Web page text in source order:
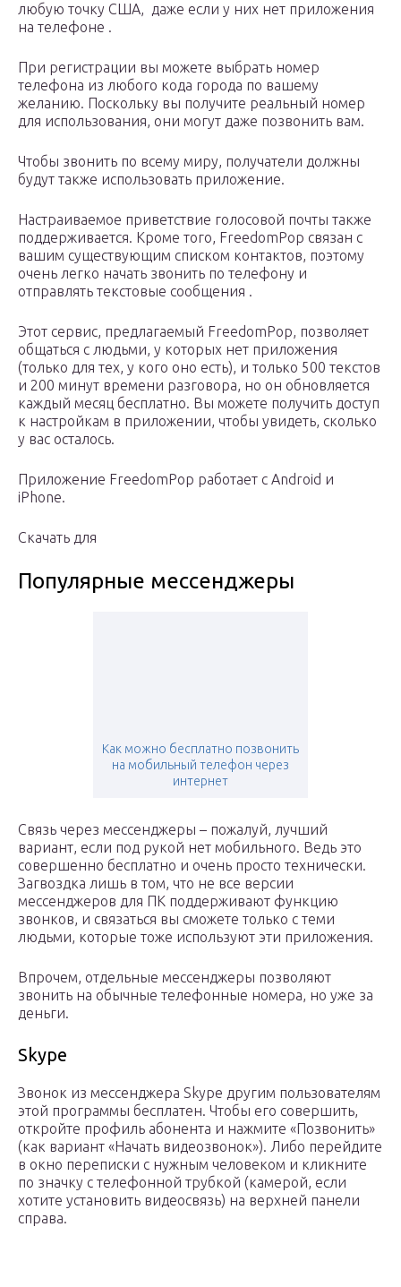
любую точку США,
даже если у них нет приложения
на телефоне .
При регистрации вы можете выбрать номер
телефона из любого кода города по вашему
желанию. Поскольку вы получите реальный номер
для использования, они могут даже позвонить вам.
Чтобы звонить по всему миру, получатели должны
будут также использовать приложение.
Настраиваемое приветствие голосовой почты также
поддерживается. Кроме того, FreedomPop связан с
вашим существующим списком контактов, поэтому
очень легко начать звонить по телефону и
отправлять текстовые сообщения .
Этот сервис, предлагаемый FreedomPop, позволяет
общаться с людьми, у которых нет приложения
(только для тех, у кого оно есть), и только 500 текстов
и 200 минут времени разговора, но он обновляется
каждый месяц бесплатно. Вы можете получить доступ
к настройкам в приложении, чтобы увидеть, сколько
у вас осталось.
Приложение FreedomPop работает с Android и
iPhone.
Скачать для
Популярные мессенджеры
Как можно бесплатно позвонить
на мобильный телефон через
интернет
Связь через мессенджеры – пожалуй, лучший
вариант, если под рукой нет мобильного. Ведь это
совершенно бесплатно и очень просто технически.
Загвоздка лишь в том, что не все версии
мессенджеров для ПК поддерживают функцию
звонков, и связаться вы сможете только с теми
людьми, которые тоже используют эти приложения.
Впрочем, отдельные мессенджеры позволяют
звонить на обычные телефонные номера, но уже за
деньги.
Skype
Звонок из мессенджера Skype другим пользователям
этой программы бесплатен. Чтобы его совершить,
откройте профиль абонента и нажмите «Позвонить»
(как вариант «Начать видеозвонок»). Либо перейдите
в окно переписки с нужным человеком и кликните
по значку с телефонной трубкой (камерой, если
хотите установить видеосвязь) на верхней панели
справа.